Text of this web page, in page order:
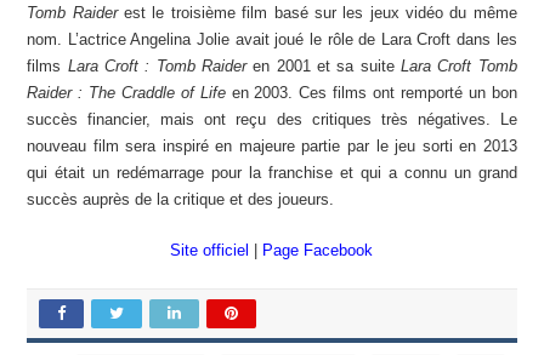
Tomb Raiderest le troisième film basé sur les jeux vidéo du même
nom. L’actrice Angelina Jolie avait joué le rôle de Lara Croft dans les
films Lara Croft : Tomb Raideren 2001 et sa suiteLara Croft Tomb
Raider : The Craddle of Lifeen 2003. Ces films ont remporté un bon
succès financier, mais ont reçu des critiques très négatives. Le
nouveau film sera inspiré en majeure partie par le jeu sorti en 2013
qui était un redémarrage pour la franchise et qui a connu un grand
succès auprès de la critique et des joueurs.
Site officiel Page Facebook